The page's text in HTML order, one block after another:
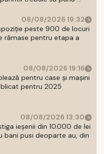
08/08/2026 19:32
peste 900 de locuri
rămase pentru etapa a
08/08/2026 19:16
pentru case și mașini
pentru 2025
08/08/2026 13:30
ieșenii din 10.000 de lei
bani pusi deoparte au, din